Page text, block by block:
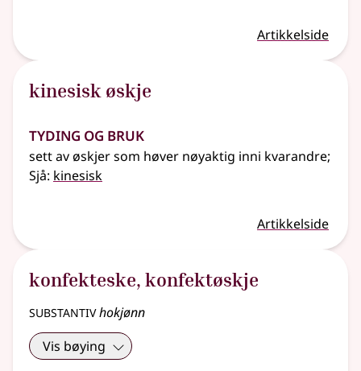
Artikkelside
kinesisk øskje
Tyding og bruk
sett av øskjer som høver nøyaktig inni kvarandre;
Sjå: kinesisk
Artikkelside
konfekteske, konfektøskje
substantivhokjønn
Vis bøying